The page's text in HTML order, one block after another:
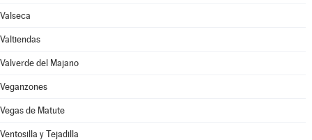
Valseca
Valtiendas
Valverde del Majano
Veganzones
Vegas de Matute
Ventosilla y Tejadilla